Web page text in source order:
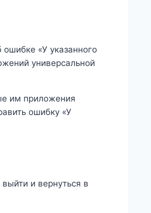
«У указанного
универсальной
им приложения
ошибку «У
и вернуться в